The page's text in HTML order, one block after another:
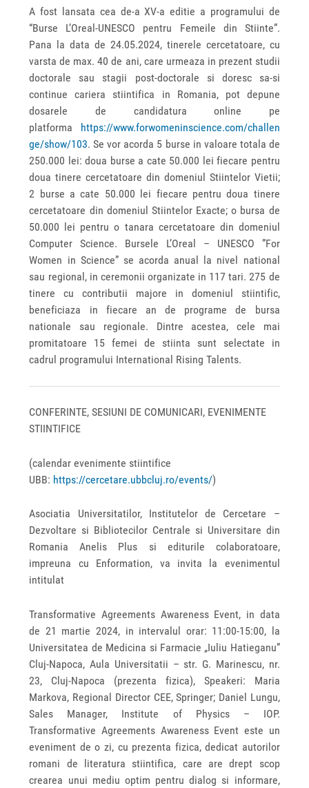
A fost lansata cea de-a XV-a editie a programului de
“Burse L’Oreal-UNESCO pentru Femeile din Stiinte”.
Pana la data de 24.05.2024, tinerele cercetatoare, cu
varsta de max. 40 de ani, care urmeaza in prezent studii
doctorale sau stagii post-doctorale si doresc sa-si
continue cariera stiintifica in Romania, pot depune
dosarele de candidatura online pe
platforma https://www.forwomeninscience.com/challen
ge/show/103. Se vor acorda 5 burse in valoare totala de
250.000 lei: doua burse a cate 50.000 lei fiecare pentru
doua tinere cercetatoare din domeniul Stiintelor Vietii;
2 burse a cate 50.000 lei fiecare pentru doua tinere
cercetatoare din domeniul Stiintelor Exacte; o bursa de
50.000 lei pentru o tanara cercetatoare din domeniul
Computer Science. Bursele L’Oreal – UNESCO ”For
Women in Science” se acorda anual la nivel national
sau regional, in ceremonii organizate in 117 tari. 275 de
tinere cu contributii majore in domeniul stiintific,
beneficiaza in fiecare an de programe de bursa
nationale sau regionale. Dintre acestea, cele mai
promitatoare 15 femei de stiinta sunt selectate in
cadrul programului International Rising Talents.
CONFERINTE, SESIUNI DE COMUNICARI, EVENIMENTE
STIINTIFICE
(calendar evenimente stiintifice
UBB: https://cercetare.ubbcluj.ro/events/)
Asociatia Universitatilor, Institutelor de Cercetare –
Dezvoltare si Bibliotecilor Centrale si Universitare din
Romania Anelis Plus si editurile colaboratoare,
impreuna cu Enformation, va invita la evenimentul
intitulat
Transformative Agreements Awareness Event, in data
de 21 martie 2024, in intervalul orar: 11:00-15:00, la
Universitatea de Medicina si Farmacie „Iuliu Hatieganu”
Cluj-Napoca, Aula Universitatii – str. G. Marinescu, nr.
23, Cluj-Napoca (prezenta fizica), Speakeri: Maria
Markova, Regional Director CEE, Springer; Daniel Lungu,
Sales Manager, Institute of Physics – IOP.
Transformative Agreements Awareness Event este un
eveniment de o zi, cu prezenta fizica, dedicat autorilor
romani de literatura stiintifica, care are drept scop
crearea unui mediu optim pentru dialog si informare,